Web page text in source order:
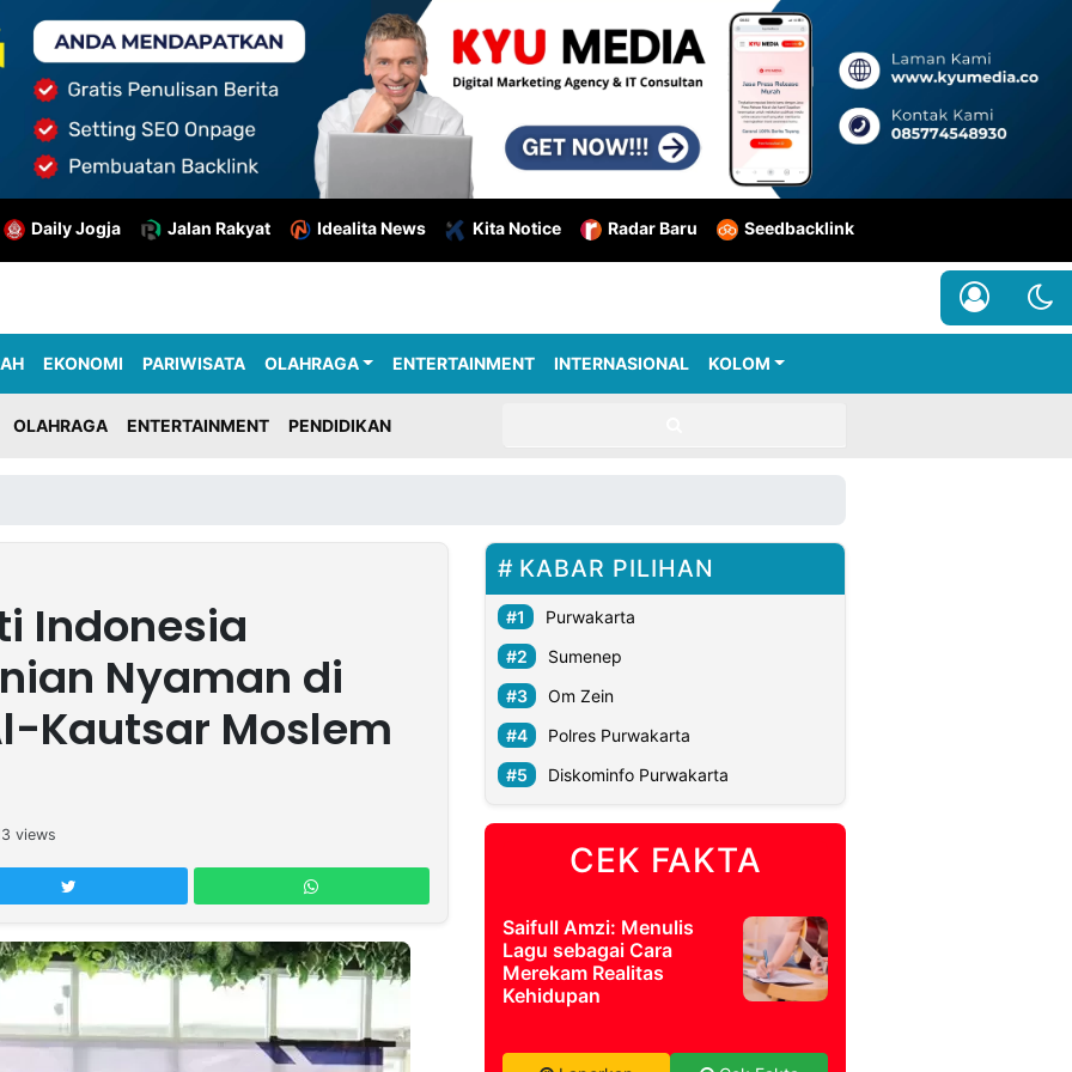
Daily Jogja Jalan Rakyat Idealita News Kita Notice Radar Baru Seedbacklink
EKONOMI PARIWISATA OLAHRAGA ENTERTAINMENT INTERNASIONAL KOLOM
OLAHRAGA ENTERTAINMENT PENDIDIKAN
Indonesia
Nyaman di
Kautsar Moslem
views
KABAR PILIHAN
Purwakarta
Sumenep
Om Zein
Polres Purwakarta
Diskominfo Purwakarta
CEK FAKTA
Saifull Amzi: Menulis
Lagu sebagai Cara
Merekam Realitas
Kehidupan